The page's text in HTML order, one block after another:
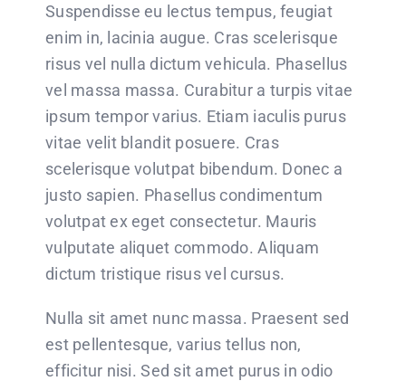
Suspendisse eu lectus tempus, feugiat
enim in, lacinia augue. Cras scelerisque
risus vel nulla dictum vehicula. Phasellus
vel massa massa. Curabitur a turpis vitae
ipsum tempor varius. Etiam iaculis purus
vitae velit blandit posuere. Cras
scelerisque volutpat bibendum. Donec a
justo sapien. Phasellus condimentum
volutpat ex eget consectetur. Mauris
vulputate aliquet commodo. Aliquam
dictum tristique risus vel cursus.
Nulla sit amet nunc massa. Praesent sed
est pellentesque, varius tellus non,
efficitur nisi. Sed sit amet purus in odio